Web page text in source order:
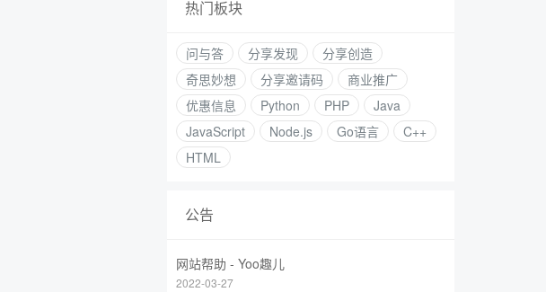
热门板块
问与答 分享发现
分享创造
奇思妙想
分享邀请码
商业推广
优惠信息
Python PHP
Java
JavaScript
Node.js Go语言
C++
HTML
公告
网站帮助 - Yoo趣儿
2022-03-27